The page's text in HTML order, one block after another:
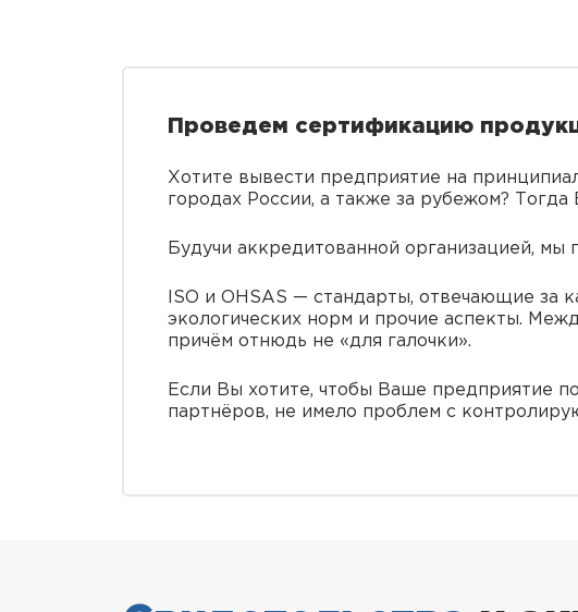
Проведем сертификацию
Хотите вывести предприятие на
городах России, а также за рубежом?
Будучи аккредитованной организацией,
ISO и OHSAS — стандарты, отвечающие за
экологических норм и прочие аспекты.
причём отнюдь не «для галочки».
Если Вы хотите, чтобы Ваше предприятие
партнёров, не имело проблем с